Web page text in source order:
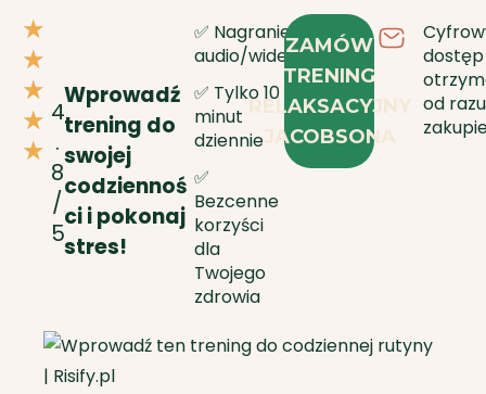
★
★
★
★
★
e
d
5
o
u
f
5
4
.
8
/
5
Wprowadź
trening do
swojej
codziennoś
ci i pokonaj
stres!
✅ Nagranie
audio/wideo
✅ Tylko 10
minut
dziennie
✅
Bezcenne
korzyści
dla
Twojego
zdrowia
ZAMÓW
TRENING
RELAKSACYJNY
JACOBSONA
dostęp
od